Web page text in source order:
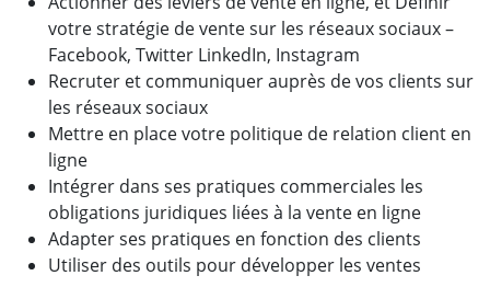
votre stratégie de vente sur les réseaux sociaux –
Facebook, Twitter LinkedIn, Instagram
Recruter et communiquer auprès de vos clients sur
les réseaux sociaux
Mettre en place votre politique de relation client en
ligne
Intégrer dans ses pratiques commerciales les
obligations juridiques liées à la vente en ligne
Adapter ses pratiques en fonction des clients
Utiliser des outils pour développer les ventes